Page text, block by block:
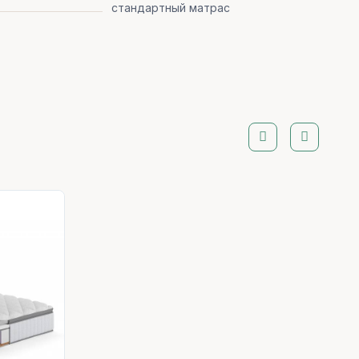
стандартный матрас